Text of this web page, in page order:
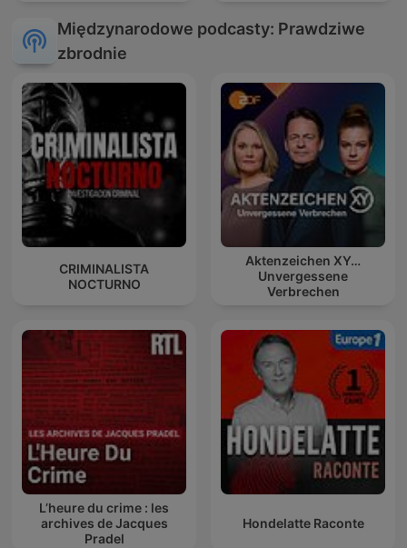
Międzynarodowe podcasty: Prawdziwe
zbrodnie
CRIMINALISTA
NOCTURNO
Aktenzeichen XY…
Unvergessene
Verbrechen
L’heure du crime : les
archives de Jacques
Pradel
Hondelatte Raconte